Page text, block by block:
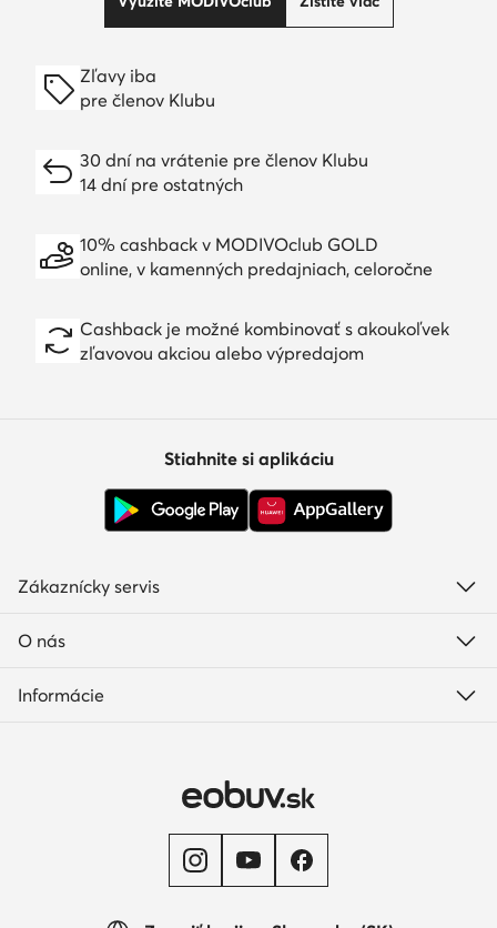
Zľavy iba
pre členov Klubu
30 dní na vrátenie pre členov Klubu
14 dní pre ostatných
10% cashback v MODIVOclub GOLD
online, v kamenných predajniach, celoročne
Cashback je možné kombinovať s akoukoľvek
zľavovou akciou alebo výpredajom
Stiahnite si aplikáciu
Zákaznícky servis
O nás
Informácie